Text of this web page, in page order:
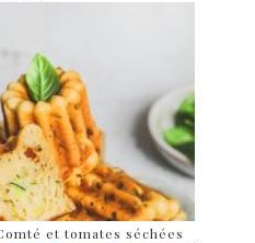
et tomates séchées